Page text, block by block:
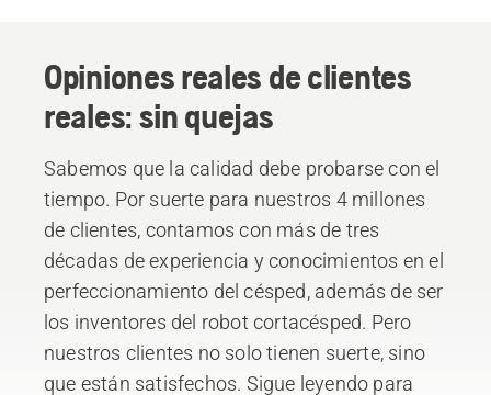
Opiniones reales de clientes
reales: sin quejas
Sabemos que la calidad debe probarse con el
tiempo. Por suerte para nuestros 4 millones
de clientes, contamos con más de tres
décadas de experiencia y conocimientos en el
perfeccionamiento del césped, además de ser
los inventores del robot cortacésped. Pero
nuestros clientes no solo tienen suerte, sino
que están satisfechos. Sigue leyendo para